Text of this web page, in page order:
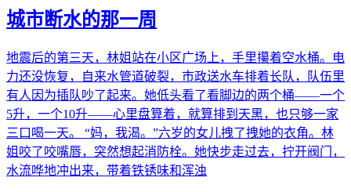
城市断水的那一周
地震后的第三天，林姐站在小区广场上，手里攥着空水桶。电
力还没恢复，自来水管道破裂，市政送水车排着长队，队伍里
有人因为插队吵了起来。她低头看了看脚边的两个桶——一个
5升，一个10升——心里盘算着，就算排到天黑，也只够一家
三口喝一天。 “妈，我渴。”六岁的女儿拽了拽她的衣角。林
姐咬了咬嘴唇，突然想起消防栓。她快步走过去，拧开阀门，
水流哗地冲出来，带着铁锈味和浑浊